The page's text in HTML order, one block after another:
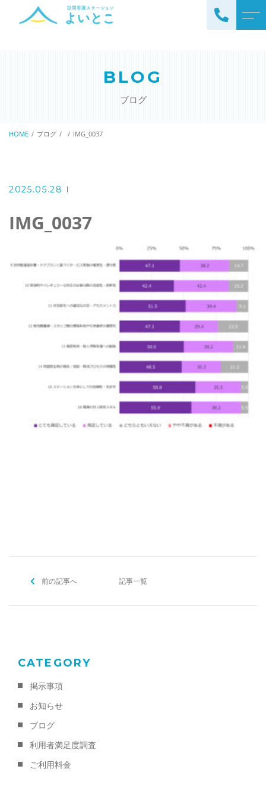
ステーションについて
訪問看護の流れ
掲示事項
お問い合わせ
025-311-1290
お問い合わせ
メール・フォーム
BLOG
ブログ
HOME ブログ IMG_0037
2025.05.28
IMG_0037
前の記事へ 記事一覧
CATEGORY
掲示事項
お知らせ
ブログ
利用者満足度調査
ご利用料金